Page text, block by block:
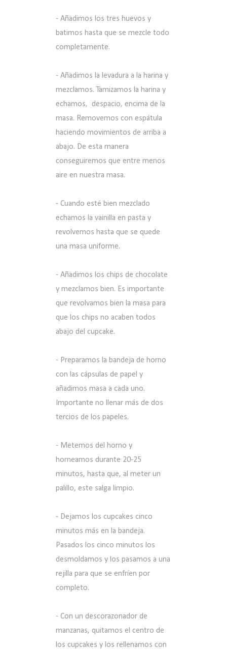
- Añadimos los tres huevos y
batimos hasta que se mezcle todo
completamente.
- Añadimos la levadura a la harina y
mezclamos. Tamizamos la harina y
echamos, despacio, encima de la
masa. Removemos con espátula
haciendo movimientos de arriba a
abajo. De esta manera
conseguiremos que entre menos
aire en nuestra masa.
- Cuando esté bien mezclado
echamos la vainilla en pasta y
revolvemos hasta que se quede
una masa uniforme.
- Añadimos los chips de chocolate
y mezclamos bien. Es importante
que revolvamos bien la masa para
que los chips no acaben todos
abajo del cupcake.
- Preparamos la bandeja de horno
con las cápsulas de papel y
añadimos masa a cada uno.
Importante no llenar más de dos
tercios de los papeles.
- Metemos del horno y
horneamos durante 20-25
minutos, hasta que, al meter un
palillo, este salga limpio.
- Dejamos los cupcakes cinco
minutos más en la bandeja.
Pasados los cinco minutos los
desmoldamos y los pasamos a una
rejilla para que se enfríen por
completo.
- Con un descorazonador de
manzanas, quitamos el centro de
los cupcakes y los rellenamos con